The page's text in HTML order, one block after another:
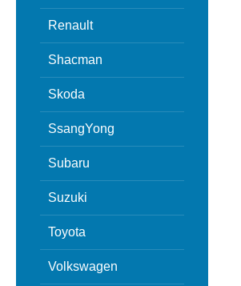
Renault
Shacman
Skoda
SsangYong
Subaru
Suzuki
Toyota
Volkswagen